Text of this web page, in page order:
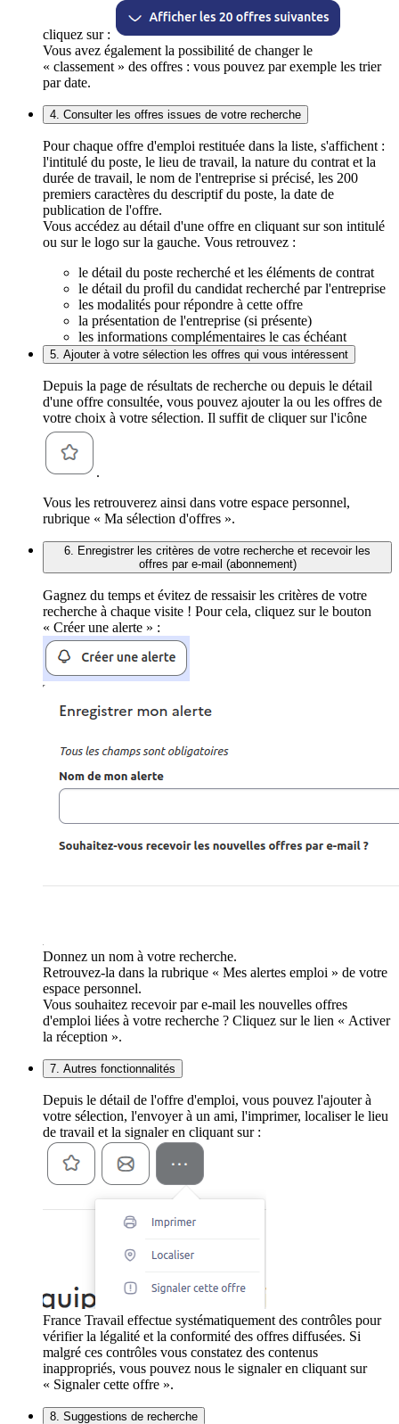
cliquez sur :
Vous avez également la possibilité de changer le
« classement » des offres : vous pouvez par exemple les trier
par date.
4. Consulter les offres issues de votre recherche
Pour chaque offre d'emploi restituée dans la liste, s'affichent :
l'intitulé du poste, le lieu de travail, la nature du contrat et la
durée de travail, le nom de l'entreprise si précisé, les 200
premiers caractères du descriptif du poste, la date de
publication de l'offre.
Vous accédez au détail d'une offre en cliquant sur son intitulé
ou sur le logo sur la gauche. Vous retrouvez :
le détail du poste recherché et les éléments de contrat
le détail du profil du candidat recherché par l'entreprise
les modalités pour répondre à cette offre
la présentation de l'entreprise (si présente)
les informations complémentaires le cas échéant
5. Ajouter à votre sélection les offres qui vous intéressent
Depuis la page de résultats de recherche ou depuis le détail
d'une offre consultée, vous pouvez ajouter la ou les offres de
votre choix à votre sélection. Il suffit de cliquer sur l'icône
.
Vous les retrouverez ainsi dans votre espace personnel,
rubrique « Ma sélection d'offres ».
6. Enregistrer les critères de votre recherche et recevoir les
offres par e-mail (abonnement)
Gagnez du temps et évitez de ressaisir les critères de votre
recherche à chaque visite ! Pour cela, cliquez sur le bouton
« Créer une alerte » :
Donnez un nom à votre recherche.
Retrouvez-la dans la rubrique « Mes alertes emploi » de votre
espace personnel.
Vous souhaitez recevoir par e-mail les nouvelles offres
d'emploi liées à votre recherche ? Cliquez sur le lien « Activer
la réception ».
7. Autres fonctionnalités
Depuis le détail de l'offre d'emploi, vous pouvez l'ajouter à
votre sélection, l'envoyer à un ami, l'imprimer, localiser le lieu
de travail et la signaler en cliquant sur :
France Travail effectue systématiquement des contrôles pour
vérifier la légalité et la conformité des offres diffusées. Si
malgré ces contrôles vous constatez des contenus
inappropriés, vous pouvez nous le signaler en cliquant sur
« Signaler cette offre ».
8. Suggestions de recherche